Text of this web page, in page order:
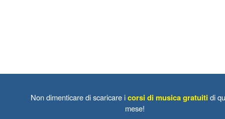
Non dimenticare di scaricare icorsi di musica gratuiti di
mese!